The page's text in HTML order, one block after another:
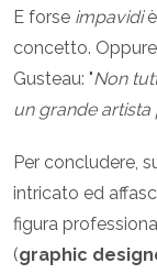
E forse impavidiè
concetto.
Gusteau: "Non
un grande
Per concludere,
intricato ed
figura
(graphic